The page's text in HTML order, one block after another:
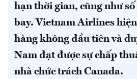
hạn thời gian, cũng như
bay. Vietnam Airlines
hàng không đầu tiên và
Nam đạt được sự chấp
nhà chức trách Canada.